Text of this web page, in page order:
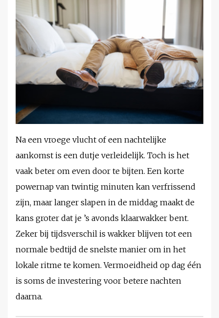
Na een vroege vlucht of een nachtelijke
aankomst is een dutje verleidelijk. Toch is het
vaak beter om even door te bijten. Een korte
powernap van twintig minuten kan verfrissend
zijn, maar langer slapen in de middag maakt de
kans groter dat je ’s avonds klaarwakker bent.
Zeker bij tijdsverschil is wakker blijven tot een
normale bedtijd de snelste manier om in het
lokale ritme te komen. Vermoeidheid op dag één
is soms de investering voor betere nachten
daarna.